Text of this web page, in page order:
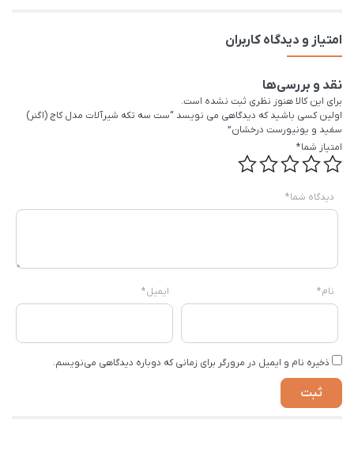
امتیاز و دیدگاه کاربران
نقد و بررسی‌ها
برای این کالا هنوز نظری ثبت نشده است.
اولین کسی باشید که دیدگاهی می نویسد “ست سه تکه شیرآلات مدل کاج (اگنر)
سفید و یونیورست درخشان”
امتیاز شما*
دیدگاه شما*
نام* ایمیل*
ذخیره نام و ایمیل در مرورگر برای زمانی که دوباره دیدگاهی می‌نویسم.